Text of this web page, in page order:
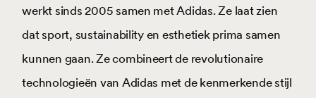
werkt sinds 2005 samen met Adidas. Ze laat zien
dat sport, sustainability en esthetiek prima samen
kunnen gaan. Ze combineert de revolutionaire
technologieën van Adidas met de kenmerkende stijl